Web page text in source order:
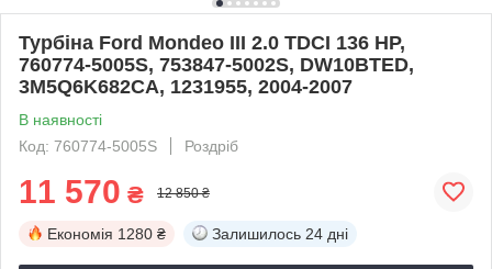
Турбіна Ford Mondeo III 2.0 TDCI 136 HP,
760774-5005S, 753847-5002S, DW10BTED,
3M5Q6K682CA, 1231955, 2004-2007
В наявності
Код: 760774-5005S
Роздріб
11 570 ₴ 12 850 ₴
Економія 1280 ₴ Залишилось 24 дні